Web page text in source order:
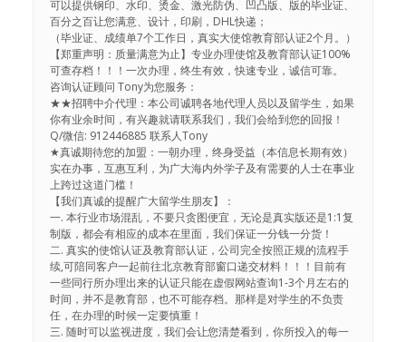
可以提供钢印、水印、烫金、激光防伪、凹凸版、版的毕业证、
百分之百让您满意、设计，印刷，DHL快递；
（毕业证、成绩单7个工作日，真实大使馆教育部认证2个月。）
【郑重声明：质量满意为止】专业办理使馆及教育部认证100%
可查存档！！！一次办理，终生有效，快速专业，诚信可靠。
咨询认证顾问 Tony为您服务：
★★招聘中介代理：本公司诚聘各地代理人员以及留学生，如果
你有业余时间，有兴趣就请联系我们，我们会给到您的回报！
Q/微信: 912446885 联系人Tony
★真诚期待您的加盟：一朝办理，终身受益（本信息长期有效）
实在办事，互惠互利，为广大海内外学子及有需要的人士在事业
上跨过这道门槛！
【我们真诚的提醒广大留学生朋友】：
一. 本行业市场混乱，不要只贪图便宜，无论是真实版还是1:1复
制版，都会有相应的成本在里面，我们保证一分钱一分货！
二. 真实的使馆认证及教育部认证，公司完全按照正规的流程手
续,可陪同客户一起前往北京教育部窗口递交材料！！！目前有
一些同行所办理出来的认证只能在虚假网站查询1-3个月左右的
时间，并不是教育部，也不可能存档。那样是对学生的不负责
任，在办理的时候一定要慎重！
三. 随时可以监视进度，我们会让您清楚看到，你所投入的每一